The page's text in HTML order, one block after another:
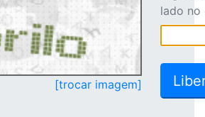
[trocar imagem]
lado no